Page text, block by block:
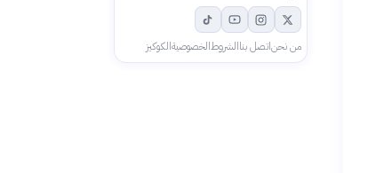
من نحناتصل بناالشروطالخصوصيةالكوكيز